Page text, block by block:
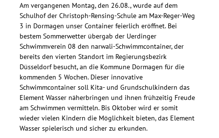
Am vergangenen Montag, den 26.08., wurde auf dem
Schulhof der Christoph-Rensing-Schule am Max-Reger-Weg
3 in Dormagen unser Container feierlich eröffnet. Bei
bestem Sommerwetter übergab der Uerdinger
Schwimmverein 08 den narwali-Schwimmcontainer, der
bereits den vierten Standort im Regierungsbezirk
Düsseldorf besucht, an die Kommune Dormagen für die
kommenden 5 Wochen. Dieser innovative
Schwimmcontainer soll Kita- und Grundschulkindern das
Element Wasser näherbringen und ihnen frühzeitig Freude
am Schwimmen vermitteln. Bis Oktober wird er somit
wieder vielen Kindern die Möglichkeit bieten, das Element
Wasser spielerisch und sicher zu erkunden.